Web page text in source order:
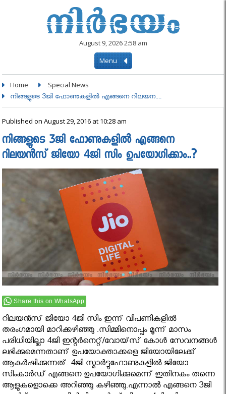
August 9, 2026 2:58 am
Menu
Home Special News
നിങ്ങളുടെ 3ജി ഫോണുകളില്‍ എങ്ങനെ റിലയന....
Published on August 29, 2016 at 10:28 am
നിങ്ങളുടെ 3ജി ഫോണുകളില്‍ എങ്ങനെ
റിലയന്‍സ് ജിയോ 4ജി സിം ഉപയോഗിക്കാം..?
Share this on WhatsApp
റിലയന്‍സ് ജിയോ 4ജി സിം ഇന്ന് വിപണികളിൽ
തരംഗമായി മാറിക്കഴിഞ്ഞു .സിമ്മിനൊപ്പം മൂന്ന് മാസം
പരിധിയില്ലാ 4ജി ഇന്റര്‍നെറ്റ്/വോയ്‌സ് കോള്‍ സേവനങ്ങള്‍
ലഭിക്കുമെന്നതാണ് ഉപയോക്താക്കളെ ജിയോയിലേക്ക്
ആകര്‍ഷിക്കുന്നത്. 4ജി സ്മാര്‍ട്ടുഫോണുകളില്‍ ജിയോ
സിംകാര്‍ഡ് എങ്ങനെ ഉപയോഗിക്കുമെന്ന് ഇതിനകം തന്നെ
ആളുകളൊക്കെ അറിഞ്ഞു കഴിഞ്ഞു.എന്നാൽ എങ്ങനെ 3ജി